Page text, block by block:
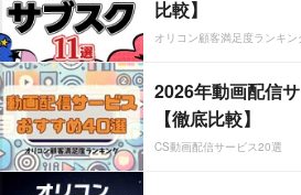
比較】
オリコン顧客満足度ランキン
2026年動画配信
【徹底比較】
CS動画配信サービス20選